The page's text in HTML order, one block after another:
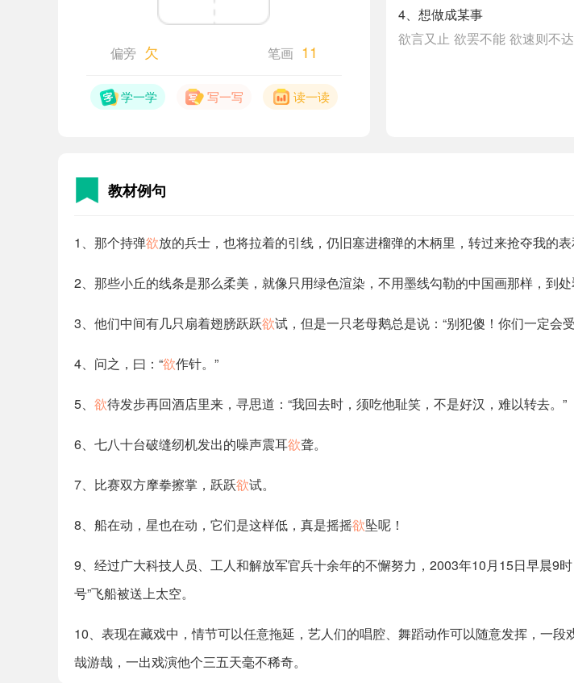
偏旁 欠 笔画 11
学一学 写一写 读一读
4、想做成某事
欲言又止 欲罢不能 欲速则不达
教材例句
1、那个持弹欲放的兵士，也将拉着的引线，仍旧塞进榴弹的木柄里，转过来抢夺我的表
2、那些小丘的线条是那么柔美，就像只用绿色渲染，不用墨线勾勒的中国画那样，到
3、他们中间有几只扇着翅膀跃跃欲试，但是一只老母鹅总是说：“别犯傻！你们一定会
4、问之，曰：“欲作针。”
5、 欲待发步再回酒店里来，寻思道：“我回去时，须吃他耻笑，不是好汉，难以转去。”
6、七八十台破缝纫机发出的噪声震耳欲聋。
7、比赛双方摩拳擦掌，跃跃欲试。
8、船在动，星也在动，它们是这样低，真是摇摇欲坠呢！
9、经过广大科技人员、工人和解放军官兵十余年的不懈努力，2003年10月15日早晨9
号”飞船被送上太空。
10、表现在藏戏中，情节可以任意拖延，艺人们的唱腔、舞蹈动作可以随意发挥，一
哉游哉，一出戏演他个三五天毫不稀奇。